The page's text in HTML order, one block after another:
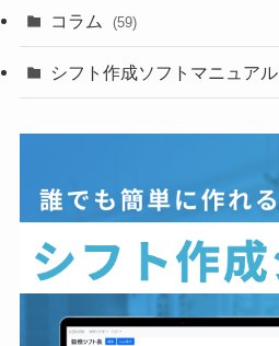
コラム (59)
シフト作成ソフトマニュアル